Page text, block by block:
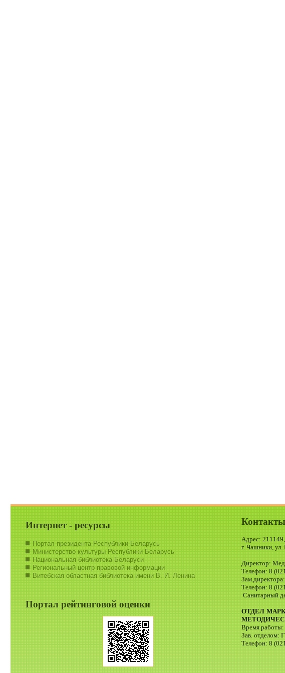
Интернет - ресурсы
Портал президента Республики Беларусь
Министерство культуры Республики Беларусь
Национальная библиотека Беларуси
Региональный центр правовой информации
Витебская областная библиотека имени В. И. Ленина
Портал рейтинговой оценки
Контакты
Адрес:
г. Чашники,
Директор:
Телефон: 8
Телефон: 8
Санитарный
ОТДЕЛ
Время работы:
Зав. отделом:
Телефон: 8